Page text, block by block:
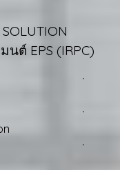
นต์ EPS (IRPC)